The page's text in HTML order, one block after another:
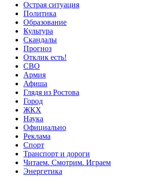
Острая ситуация
Политика
Образование
Культура
Скандалы
Прогноз
Отклик есть!
СВО
Армия
Афиша
Глядя из Ростова
Город
ЖКХ
Наука
Официально
Реклама
Спорт
Транспорт и дороги
Читаем. Смотрим. Играем
Энергетика